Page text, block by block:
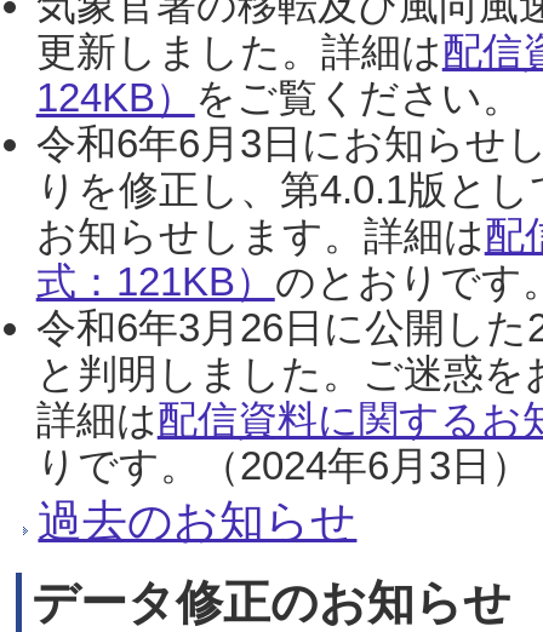
更新しました。詳細は配信
124KB） をご覧ください。
令和6年6月3日にお知らせ
りを修正し、第4.0.1版と
お知らせします。詳細は配
式：121KB） のとおりです
令和6年3月26日に公開し
と判明しました。ご迷惑
詳細は配信資料に関するお
りです。（2024年6月3日）
過去のお知らせ
データ修正のお知らせ